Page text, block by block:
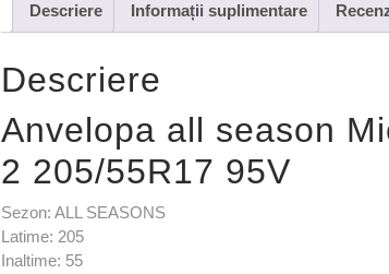
Descriere Informații suplimentare
Descriere
Anvelopa all season
2 205/55R17 95V
Sezon: ALL SEASONS
Latime: 205
Inaltime: 55